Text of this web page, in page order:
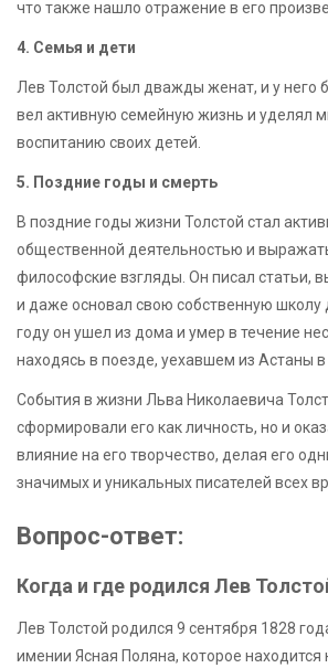
что также нашло отражение в его
4. Семья и дети
Лев Толстой был дважды женат, и у него
вел активную семейную жизнь и уделял
воспитанию своих детей.
5. Поздние годы и смерть
В поздние годы жизни Толстой стал
общественной деятельностью и
философские взгляды. Он писал статьи,
и даже основал свою собственную школу
году он ушел из дома и умер в течение
находясь в поезде, уехавшем из Астаны в
События в жизни Льва Николаевича
сформировали его как личность, но и
влияние на его творчество, делая его
значимых и уникальных писателей всех
Вопрос-ответ:
Когда и где родился Лев
Лев Толстой родился 9 сентября 1828
имении Ясная Поляна, которое находится